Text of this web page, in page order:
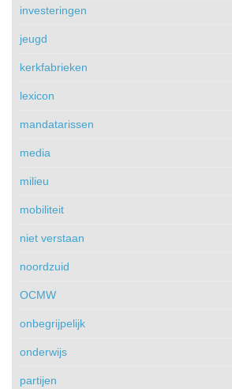
investeringen
jeugd
kerkfabrieken
lexicon
mandatarissen
media
milieu
mobiliteit
niet verstaan
noordzuid
OCMW
onbegrijpelijk
onderwijs
partijen